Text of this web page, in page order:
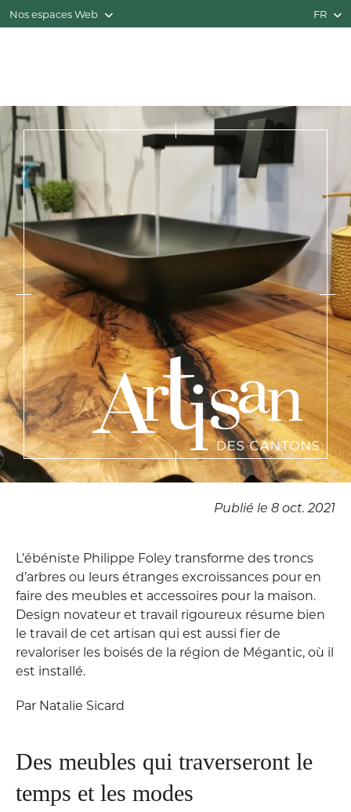
Nos espaces Web FR
Publié le 8 oct. 2021
L’ébéniste Philippe Foley transforme des troncs
d’arbres ou leurs étranges excroissances pour en
faire des meubles et accessoires pour la maison.
Design novateur et travail rigoureux résume bien
le travail de cet artisan qui est aussi fier de
revaloriser les boisés de la région de Mégantic, où il
est installé.
Par Natalie Sicard
Des meubles qui traverseront le
temps et les modes